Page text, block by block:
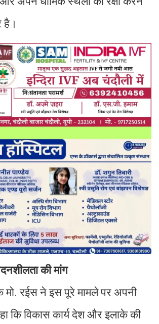
है।
की मांग
मो. रईस ने इस पूरे मामले पर अपनी
कि विकास कार्य देश और इलाके की